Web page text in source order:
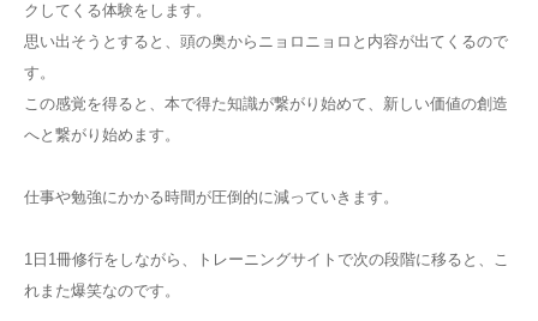
クしてくる体験をします。
思い出そうとすると、頭の奥からニョロニョロと内容が出てくるので
す。
この感覚を得ると、本で得た知識が繋がり始めて、新しい価値の創造
へと繋がり始めます。
仕事や勉強にかかる時間が圧倒的に減っていきます。
1日1冊修行をしながら、トレーニングサイトで次の段階に移ると、こ
れまた爆笑なのです。